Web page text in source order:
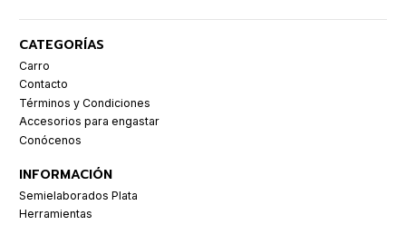
CATEGORÍAS
Carro
Contacto
Términos y Condiciones
Accesorios para engastar
Conócenos
INFORMACIÓN
Semielaborados Plata
Herramientas